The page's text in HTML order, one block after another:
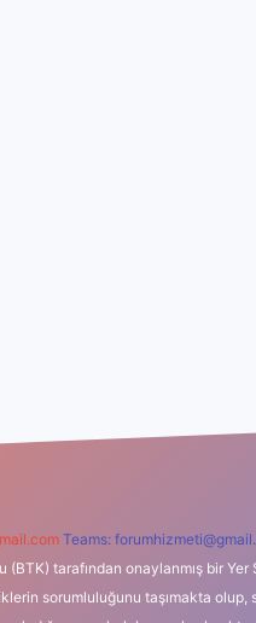
Teams:
tarafından onaylanmış bir
sorumluluğunu taşımakta